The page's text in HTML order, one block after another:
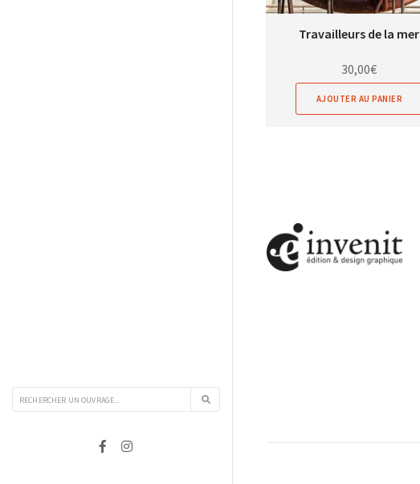
Travailleurs de la mer
30,00€
AJOUTER AU PANIER